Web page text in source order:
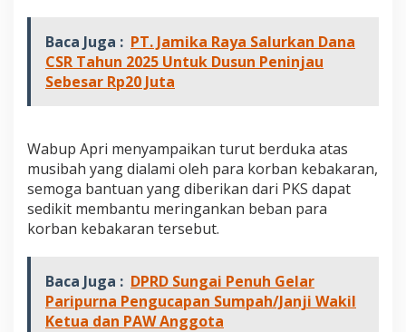
a
n
k
a
r
a
n
Baca Juga : PT. Jamika Raya Salurkan Dana
CSR Tahun 2025 Untuk Dusun Peninjau
Sebesar Rp20 Juta
Wabup Apri menyampaikan turut berduka atas
musibah yang dialami oleh para korban kebakaran,
semoga bantuan yang diberikan dari PKS dapat
sedikit membantu meringankan beban para
korban kebakaran tersebut.
Baca Juga : DPRD Sungai Penuh Gelar
Paripurna Pengucapan Sumpah/Janji Wakil
Ketua dan PAW Anggota